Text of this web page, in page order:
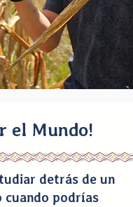
el Mundo!
detrás de un
podrías